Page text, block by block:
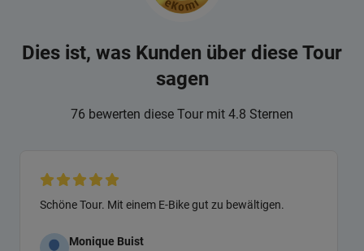
Dies ist, was Kunden über diese Tour
sagen
76 bewerten diese Tour mit 4.8 Sternen
Schöne Tour. Mit einem E-Bike gut zu bewältigen.
Monique Buist